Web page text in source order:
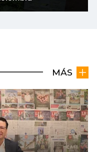
MÁS